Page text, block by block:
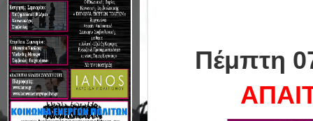
Πέμπτη